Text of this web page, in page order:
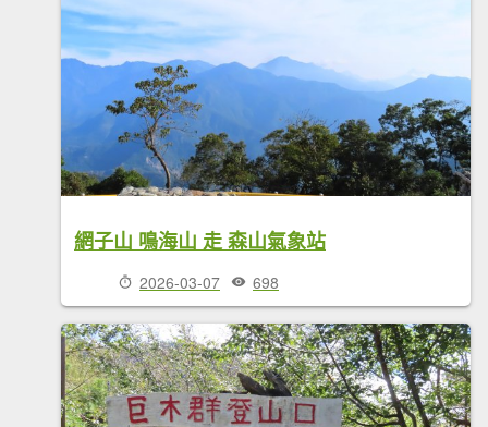
網子山 鳴海山 走 森山氣象站
2026-03-07 698